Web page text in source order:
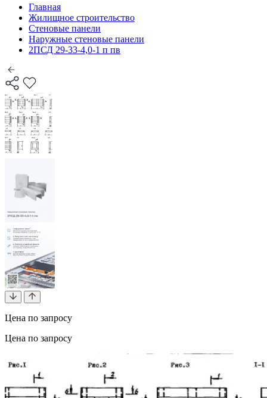
Главная
Жилищное строительство
Стеновые панели
Наружные стеновые панели
2ПСД 29-33-4,0-1 п пв
Цена по запросу
Цена по запросу